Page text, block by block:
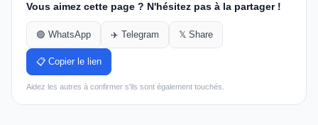
Vous aimez cette page ? N'hésitez pas à la partager !
🟢 WhatsApp ✈️ Telegram 𝕏 Share
📋 Copier le lien
Aidez les autres à confirmer s'ils sont également touchés.